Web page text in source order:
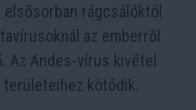
elsősorban rágcsálóktól
az emberről
Az Andes-vírus kivétel
kötődik.